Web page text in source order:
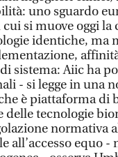
uno sguardo
cui si muove oggi
identiche, ma
sistema: Aiic ha
- si legge in una
è piattaforma di
delle tecnologie
normativa
all’accesso equo -